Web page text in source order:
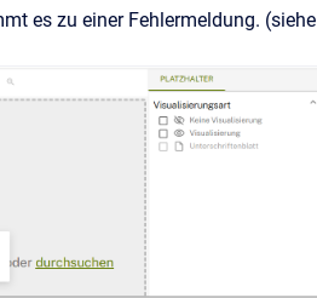
es zu einer Fehlermeldung. (siehe